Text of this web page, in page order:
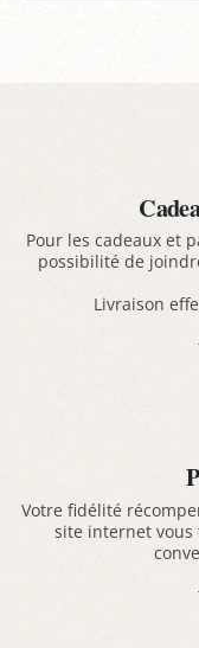
Pour les cadeaux et
possibilité de
Livraison
Votre fidélité
site internet